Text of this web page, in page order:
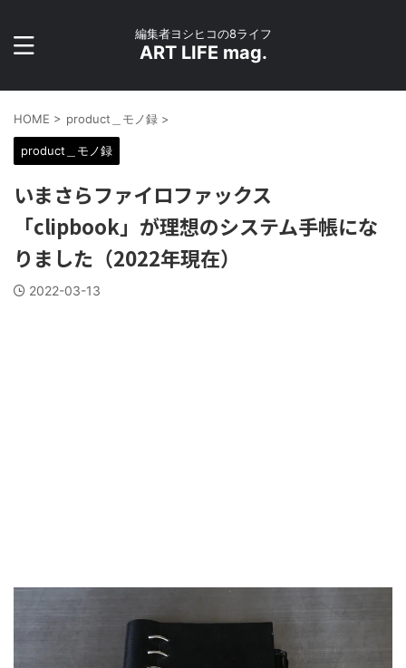
編集者ヨシヒコの8ライフ
ART LIFE mag.
HOME > product＿モノ録 >
product＿モノ録
いまさらファイロファックス
「clipbook」が理想のシステム手帳にな
りました（2022年現在）
2022-03-13